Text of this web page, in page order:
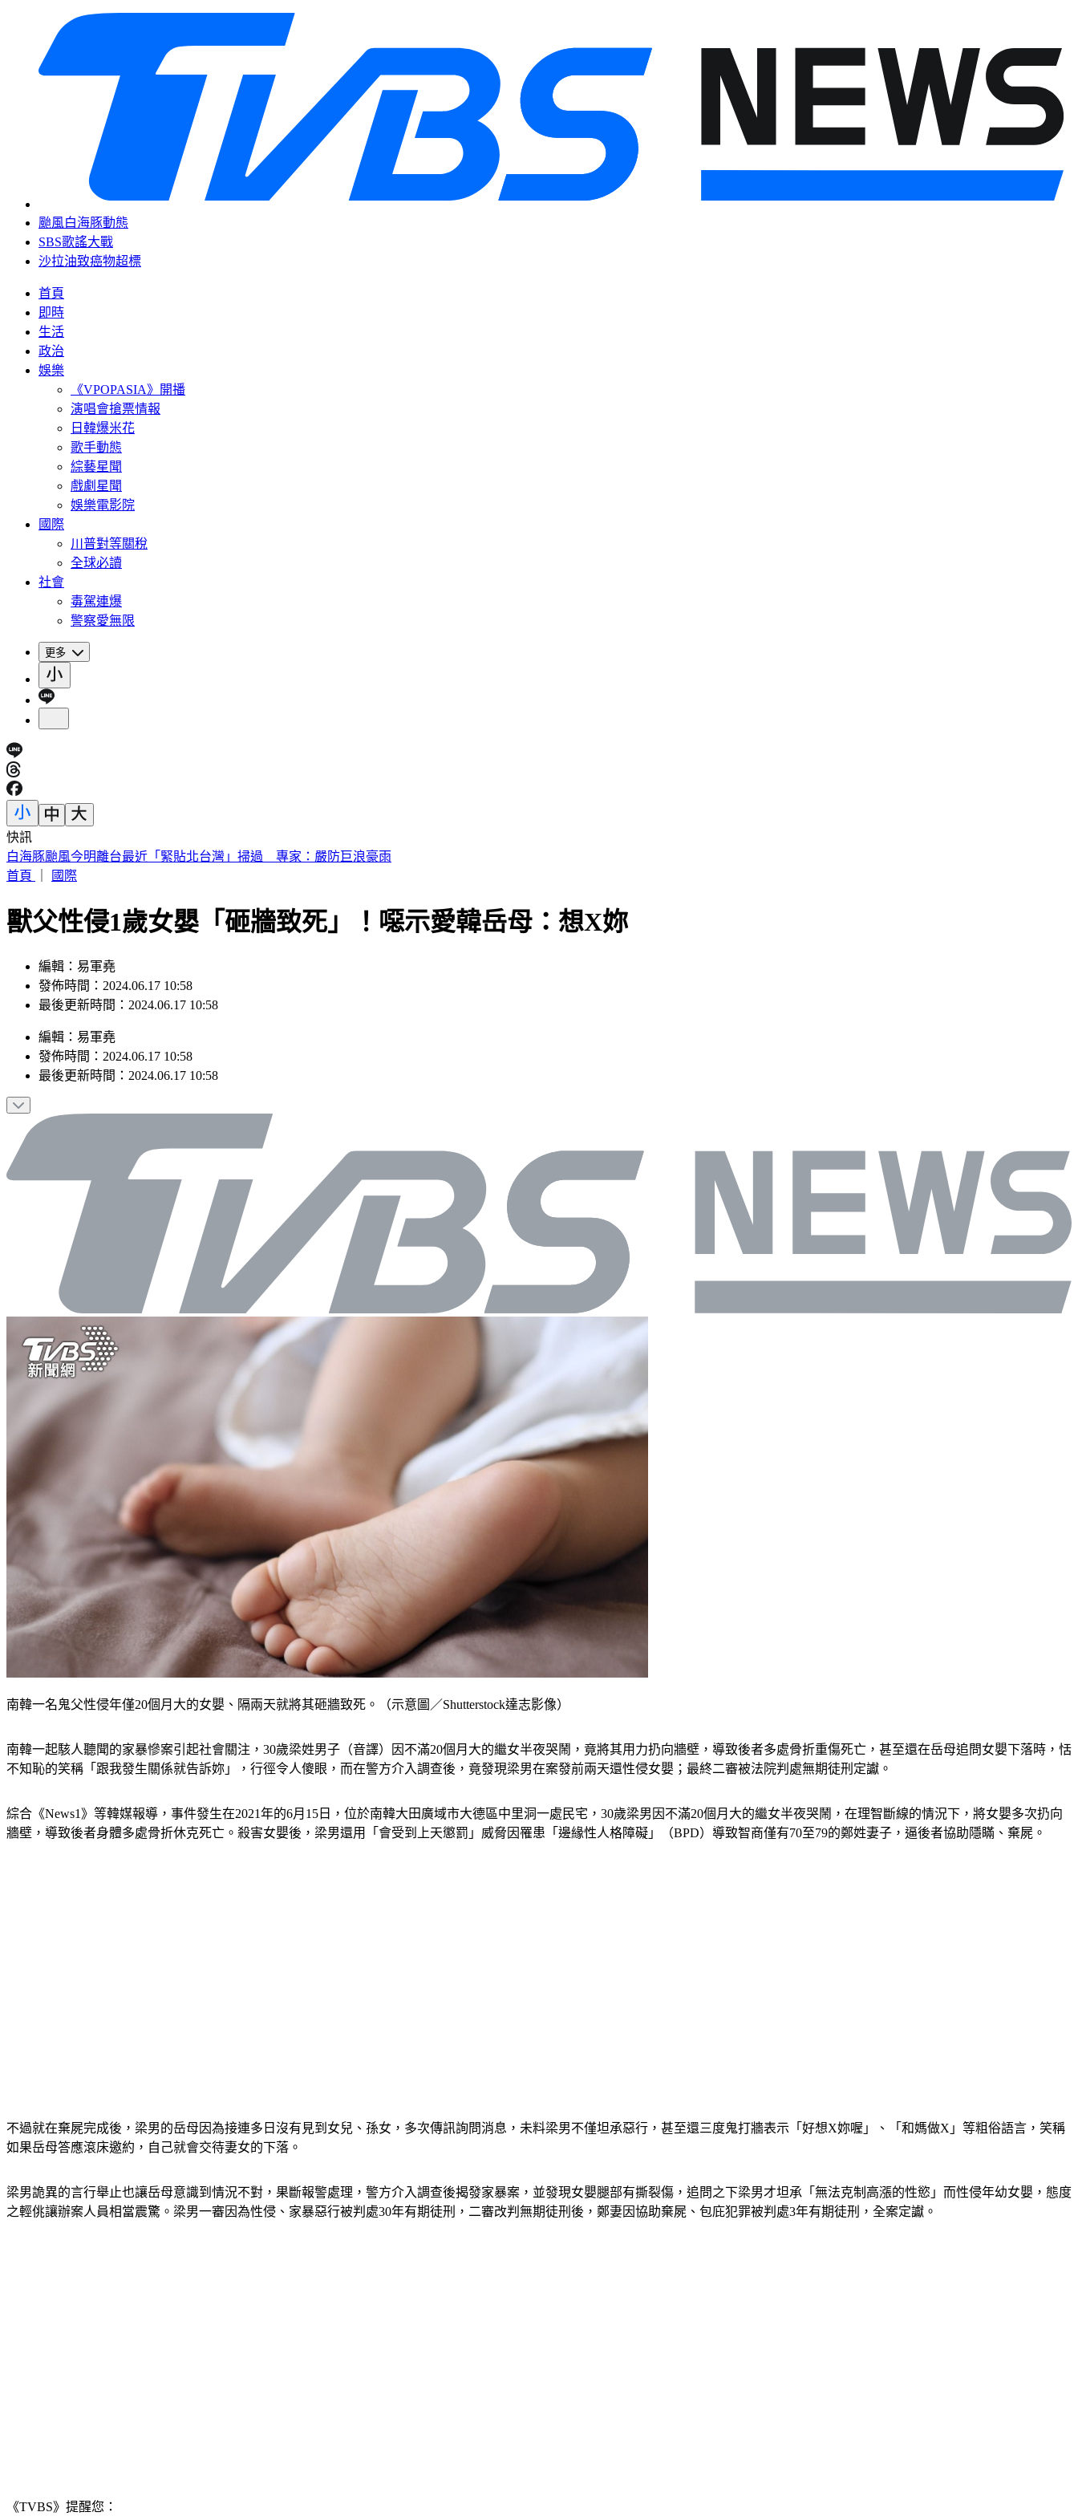
颱風白海豚動態
SBS歌謠大戰
沙拉油致癌物超標
首頁
即時
生活
政治
娛樂
《VPOPASIA》開播
演唱會搶票情報
日韓爆米花
歌手動態
綜藝星聞
戲劇星聞
娛樂電影院
國際
川普對等關稅
全球必讀
社會
毒駕連爆
警察愛無限
更多
快訊
白海豚颱風今明離台最近「緊貼北台灣」掃過 專家：嚴防巨浪豪雨
首頁
國際
獸父性侵1歲女嬰「砸牆致死」！噁示愛韓岳母：想X妳
編輯：易軍堯
發佈時間：2024.06.17 10:58
最後更新時間：2024.06.17 10:58
編輯 ： 易軍堯
發佈時間： 2024.06.17 10:58
最後更新時間： 2024.06.17 10:58
南韓一名鬼父性侵年僅20個月大的女嬰、隔兩天就將其砸牆致死。（示意圖／Shutterstock達志影像）
南韓一起駭人聽聞的家暴慘案引起社會關注，30歲梁姓男子（音譯）因不滿20個月大的繼女半夜哭鬧，竟將其用力扔向牆壁，導致後者多處骨折重傷死亡，甚至還在岳母追問女嬰下落時，恬
不知恥的笑稱「跟我發生關係就告訴妳」，行徑令人傻眼，而在警方介入調查後，竟發現梁男在案發前兩天還性侵女嬰；最終二審被法院判處無期徒刑定讞。
綜合《News1》等韓媒報導，事件發生在2021年的6月15日，位於南韓大田廣域市大德區中里洞一處民宅，30歲梁男因不滿20個月大的繼女半夜哭鬧，在理智斷線的情況下，將女嬰多次扔向
牆壁，導致後者身體多處骨折休克死亡。殺害女嬰後，梁男還用「會受到上天懲罰」威脅因罹患「邊緣性人格障礙」（BPD）導致智商僅有70至79的鄭姓妻子，逼後者協助隱瞞、棄屍。
不過就在棄屍完成後，梁男的岳母因為接連多日沒有見到女兒、孫女，多次傳訊詢問消息，未料梁男不僅坦承惡行，甚至還三度鬼打牆表示「好想X妳喔」、「和媽做X」等粗俗語言，笑稱
如果岳母答應滾床邀約，自己就會交待妻女的下落。
梁男詭異的言行舉止也讓岳母意識到情況不對，果斷報警處理，警方介入調查後揭發家暴案，並發現女嬰腿部有撕裂傷，追問之下梁男才坦承「無法克制高漲的性慾」而性侵年幼女嬰，態度
之輕佻讓辦案人員相當震驚。梁男一審因為性侵、家暴惡行被判處30年有期徒刑，二審改判無期徒刑後，鄭妻因協助棄屍、包庇犯罪被判處3年有期徒刑，全案定讞。
《TVBS》提醒您：